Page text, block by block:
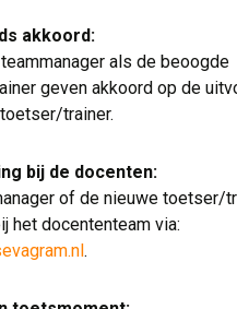
akkoord:
als de beoogde
geven akkoord op de
trainer.
bij de docenten:
of de nieuwe toetser/
het docententeam via:
.